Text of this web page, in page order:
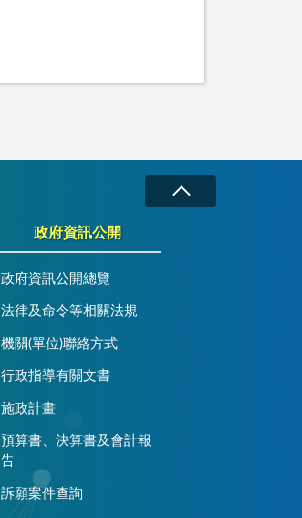
政府資訊公開
政府資訊公開總覽
法律及命令等相關法規
機關(單位)聯絡方式
行政指導有關文書
施政計畫
預算書、決算書及會計報
告
訴願案件查詢